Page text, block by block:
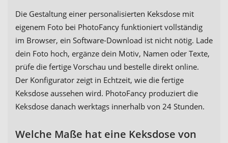
Die Gestaltung einer personalisierten Keksdose mit
eigenem Foto bei PhotoFancy funktioniert vollständig
im Browser, ein Software-Download ist nicht nötig. Lade
dein Foto hoch, ergänze dein Motiv, Namen oder Texte,
prüfe die fertige Vorschau und bestelle direkt online.
Der Konfigurator zeigt in Echtzeit, wie die fertige
Keksdose aussehen wird. PhotoFancy produziert die
Keksdose danach werktags innerhalb von 24 Stunden.
Welche Maße hat eine Keksdose von